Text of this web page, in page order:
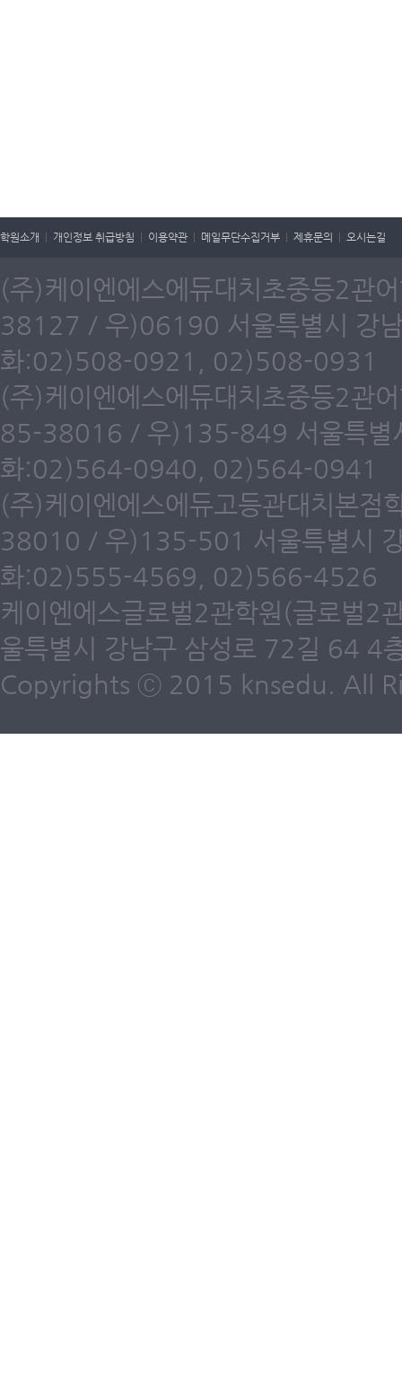
학원소개 개인정보 취급방침 이용약관 메일무단수집거부 제휴문의 오시는길
(주)케이엔에스에듀대치초중등2
38127 / 우)06190 서울특별시 강
화:02)508-0921, 02)508-0931
(주)케이엔에스에듀대치초중등2관
85-38016 / 우)135-849 서울특별
화:02)564-0940, 02)564-0941
(주)케이엔에스에듀고등관대치본
38010 / 우)135-501 서울특별시
화:02)555-4569, 02)566-4526
케이엔에스글로벌2관학원(글로벌
울특별시 강남구 삼성로 72길 64
Copyrights ⓒ 2015 knsedu. All